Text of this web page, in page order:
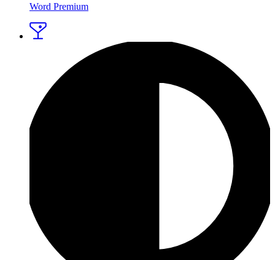
Word Premium